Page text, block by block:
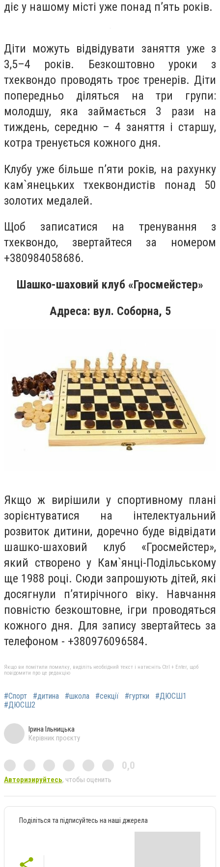
діє у нашому місті уже понад п’ять років.
Діти можуть відвідувати заняття уже з
3,5–4 років. Безкоштовно уроки з
тхеквондо проводять троє тренерів. Діти
попередньо діляться на три групи:
молодшу, яка займається 3 рази на
тиждень, середню – 4 заняття і старшу,
котра тренується кожного дня.
Клубу уже більше п’яти років, на рахунку
кам`янецьких тхеквондистів понад 50
золотих медалей.
Щоб записатися на тренування з
тхеквондо, звертайтеся за номером
+380984058686.
Шашко-шаховий клуб «Гросмейстер»
Адреса: вул. Соборна, 5
Якщо ж вирішили у спортивному плані
зорієнтуватися на інтелектуальний
розвиток дитини, доречно буде відвідати
шашко-шаховий клуб «Гросмейстер»,
який створено у Кам`янці-Подільському
ще 1988 році. Сюди запрошують дітей, які
досягнули п’ятирічного віку. Навчання
повністю безкоштовне, ігри проводяться
кожного дня. Для запису звертайтесь за
телефоном - +380976096584.
Якщо ви помітили помилку, виділіть необхідний текст і натисніть Ctrl + Enter, щоб
повідомити про це редакцію
#Спорт #дитина #школа #секції #гуртки
#ДЮСШ1
#ДЮСШ2
Ірина Ільницька
Керівник проєкту
0,0
Авторизируйтесь, чтобы оценить
Поділіться та підписуйтесь на наші джерела